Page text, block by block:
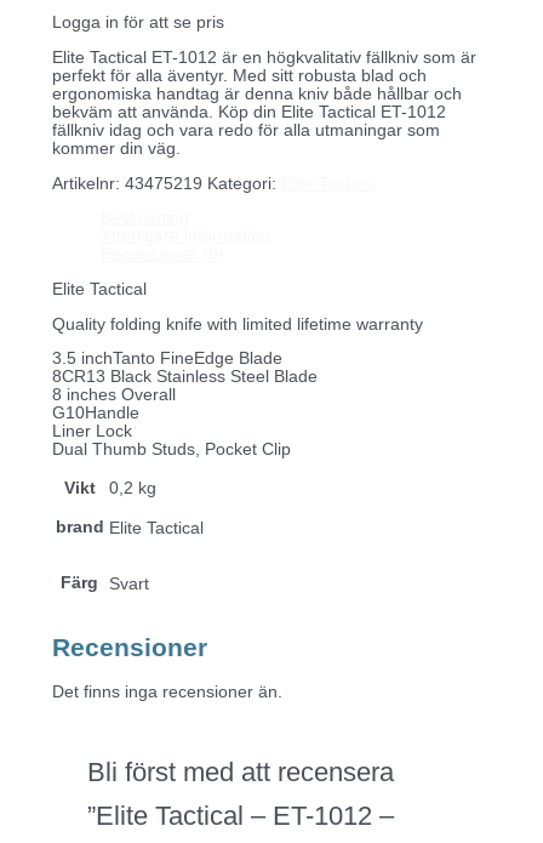
Logga in för att se pris
Elite Tactical ET-1012 är en högkvalitativ fällkniv som är
perfekt för alla äventyr. Med sitt robusta blad och
ergonomiska handtag är denna kniv både hållbar och
bekväm att använda. Köp din Elite Tactical ET-1012
fällkniv idag och vara redo för alla utmaningar som
kommer din väg.
Artikelnr: 43475219 Kategori:
Elite Tactical
Quality folding knife with limited lifetime warranty
3.5 inchTanto FineEdge Blade
8CR13 Black Stainless Steel Blade
8 inches Overall
G10Handle
Liner Lock
Dual Thumb Studs, Pocket Clip
Vikt 0,2 kg
brand Elite Tactical
Färg Svart
Recensioner
Det finns inga recensioner än.
Bli först med att recensera
”Elite Tactical – ET-1012 –